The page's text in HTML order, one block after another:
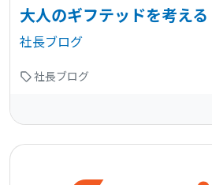
大人のギフテッドを考える
社長ブログ
社長ブログ